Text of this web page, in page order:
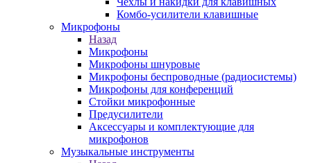
Комбо-усилители клавишные
Микрофоны
Назад
Микрофоны
Микрофоны шнуровые
Микрофоны беспроводные (радиосистемы)
Микрофоны для конференций
Стойки микрофонные
Предусилители
Аксессуары и комплектующие для
микрофонов
Музыкальные инструменты